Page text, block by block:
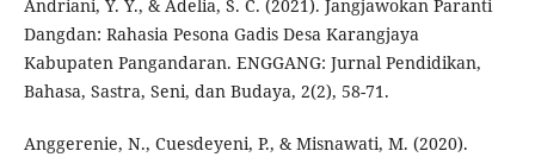
Andriani, Y. Y., & Adelia, S. C. (2021). Jangjawokan Paranti
Dangdan: Rahasia Pesona Gadis Desa Karangjaya
Kabupaten Pangandaran. ENGGANG: Jurnal Pendidikan,
Bahasa, Sastra, Seni, dan Budaya, 2(2), 58-71.
Anggerenie, N., Cuesdeyeni, P., & Misnawati, M. (2020).